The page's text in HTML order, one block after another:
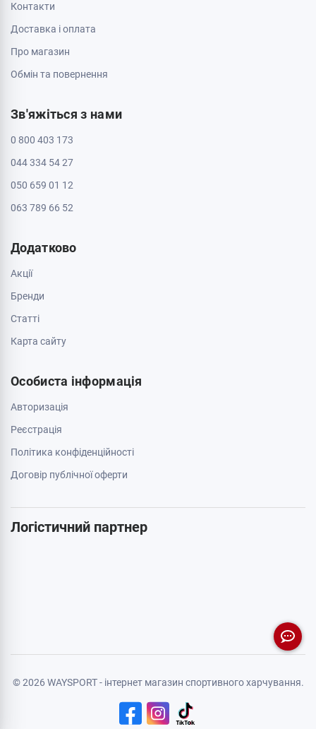
Контакти
Доставка і оплата
Про магазин
Обмін та повернення
Зв'яжіться з нами
0 800 403 173
044 334 54 27
050 659 01 12
063 789 66 52
Додатково
Акції
Бренди
Cтатті
Карта сайту
Особиста інформація
Авторизація
Реєстрація
Політика конфіденційності
Договір публічної оферти
Логістичний партнер
© 2026 WAYSPORT - інтернет магазин спортивного харчування.